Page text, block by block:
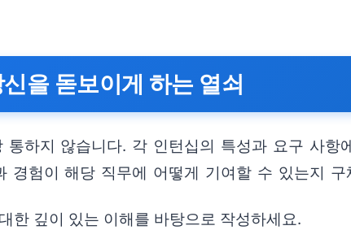
을 돋보이게 하는 열쇠
하지 않습니다. 각 인턴십의 특성과 요구 사항
경험이 해당 직무에 어떻게 기여할 수 있는지
한 깊이 있는 이해를 바탕으로 작성하세요.